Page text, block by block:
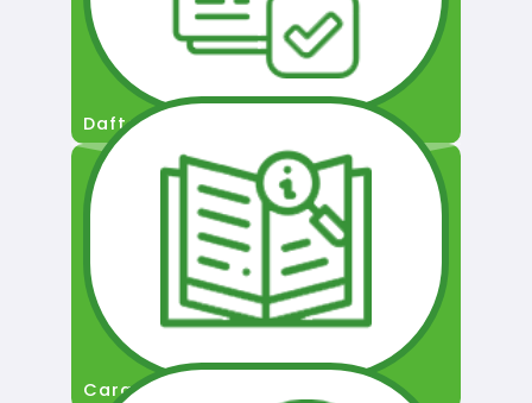
Daftar Pengguna
Cara Permohonan